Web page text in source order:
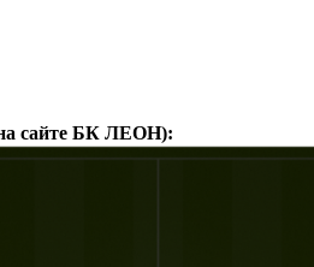
сайте БК ЛЕОН):